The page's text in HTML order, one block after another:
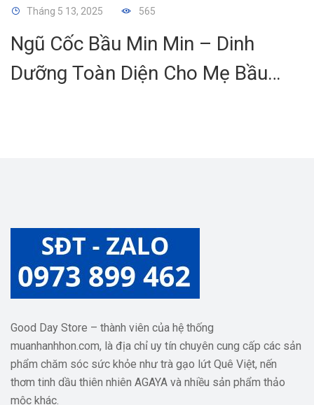
Tháng 5 13, 2025 565
Ngũ Cốc Bầu Min Min – Dinh
Dưỡng Toàn Diện Cho Mẹ Bầu
Good Day Store – thành viên của hệ thống
muanhanhhon.com, là địa chỉ uy tín chuyên cung cấp các sản
phẩm chăm sóc sức khỏe như trà gạo lứt Quê Việt, nến
thơm tinh dầu thiên nhiên AGAYA và nhiều sản phẩm thảo
mộc khác.